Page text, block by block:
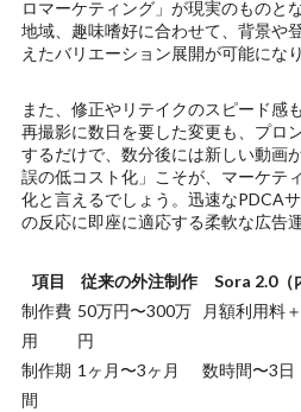
ロマーケティング」が現実のものと
地域、趣味嗜好に合わせて、背景や
えたバリエーション展開が可能になり
また、修正やリテイクのスピード感
再撮影に数日を要した変更も、プロ
するだけで、数分後には新しい動画
誤の低コスト化」こそが、マーケテ
化と言えるでしょう。迅速なPDCA
の反応に即座に適応する柔軟な広告
項目 従来の外注制作 Sora 2.0（
制作費
用
50万円〜300万
円
月額利用料
制作期
間
1ヶ月〜3ヶ月 数時間〜3日